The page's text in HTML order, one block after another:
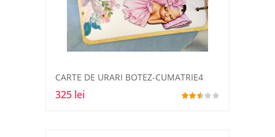
CARTE DE URARI BOTEZ-CUMATRIE4
325 lei